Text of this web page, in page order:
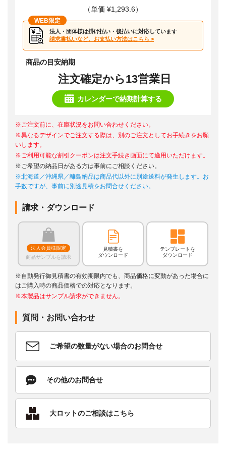
（単価 ¥1,293.6）
WEB限定
法人・団体様は掛け払い・後払いに対応しています
請求書払いなど、お支払い方法はこちら >
商品の目安納期
注文確定から13営業日
カレンダーで納期計算する
※ご注文前に、在庫状況をお問い合わせください。
※異なるデザインでご注文する際は、別のご注文としてお手続きをお願
いします。
※ご利用可能な割引クーポンは注文手続き画面にて適用いただけます。
※ご希望の納品日がある方は事前にご相談ください。
※北海道／沖縄県／離島納品は商品代以外に別途送料が発生します。お
手数ですが、事前に別途見積をお問合せください。
請求・ダウンロード
法人会員様限定
商品サンプルを請求
見積書を
ダウンロード
テンプレートを
ダウンロード
※自動発行御見積書の有効期限内でも、商品価格に変動があった場合に
はご購入時の商品価格での対応となります。
※本製品はサンプル請求ができません。
質問・お問い合わせ
ご希望の数量がない場合のお問合せ
その他のお問合せ
大ロットのご相談はこちら